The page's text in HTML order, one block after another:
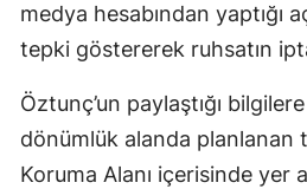
medya hesabından yaptığı
tepki göstererek ruhsatın
Öztunç’un paylaştığı
dönümlük alanda planlanan
Koruma Alanı içerisinde yer